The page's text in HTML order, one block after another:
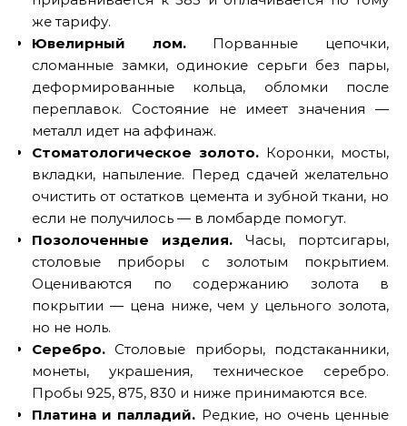
же тарифу.
Ювелирный лом.Порванные цепочки,
сломанные замки, одинокие серьги без пары,
деформированные кольца, обломки после
переплавок. Состояние не имеет значения —
металл идет на аффинаж.
Стоматологическое золото. Коронки, мосты,
вкладки, напыление. Перед сдачей желательно
очистить от остатков цемента и зубной ткани, но
если не получилось — в ломбарде помогут.
Позолоченные изделия. Часы, портсигары,
столовые приборы с золотым покрытием.
Оцениваются по содержанию золота в
покрытии — цена ниже, чем у цельного золота,
но не ноль.
Серебро. Столовые приборы, подстаканники,
монеты, украшения, техническое серебро.
Пробы 925, 875, 830 и ниже принимаются все.
Платина и палладий. Редкие, но очень ценные